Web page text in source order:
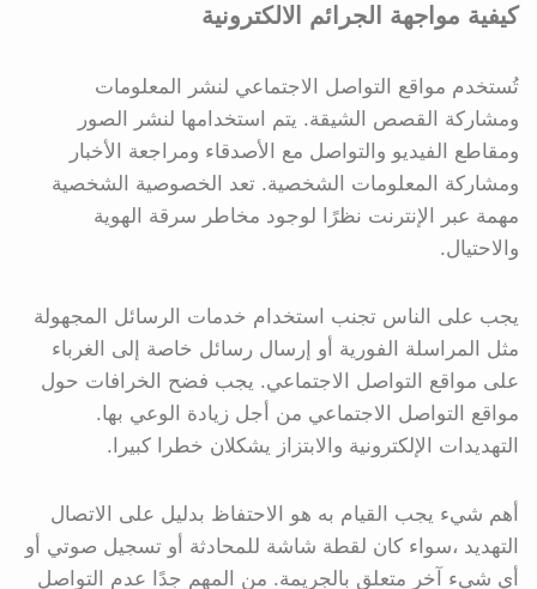
كيفية مواجهة الجرائم الالكترونية
تُستخدم مواقع التواصل الاجتماعي لنشر المعلومات
ومشاركة القصص الشيقة. يتم استخدامها لنشر الصور
ومقاطع الفيديو والتواصل مع الأصدقاء ومراجعة الأخبار
ومشاركة المعلومات الشخصية. تعد الخصوصية الشخصية
مهمة عبر الإنترنت نظرًا لوجود مخاطر سرقة الهوية
والاحتيال.
يجب على الناس تجنب استخدام خدمات الرسائل المجهولة
مثل المراسلة الفورية أو إرسال رسائل خاصة إلى الغرباء
على مواقع التواصل الاجتماعي. يجب فضح الخرافات حول
مواقع التواصل الاجتماعي من أجل زيادة الوعي بها.
التهديدات الإلكترونية والابتزاز يشكلان خطرا كبيرا.
أهم شيء يجب القيام به هو الاحتفاظ بدليل على الاتصال
التهديد ،سواء كان لقطة شاشة للمحادثة أو تسجيل صوتي أو
أي شيء آخر متعلق بالجريمة. من المهم جدًا عدم التواصل